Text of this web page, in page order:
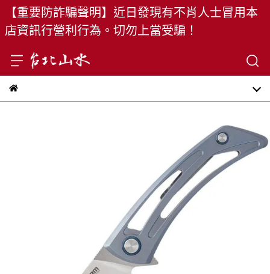
【重要防詐騙聲明】近日發現有不肖人士冒用本
店資訊行營利行為。切勿上當受騙！